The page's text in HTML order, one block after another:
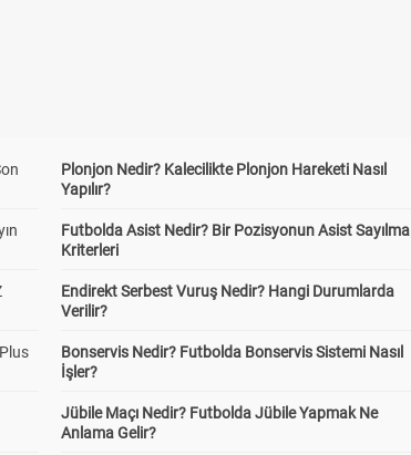
Plonjon Nedir? Kalecilikte Plonjon Hareketi Nasıl
Yapılır?
Futbolda Asist Nedir? Bir Pozisyonun Asist Sayılma
Kriterleri
Endirekt Serbest Vuruş Nedir? Hangi Durumlarda
Verilir?
Bonservis Nedir? Futbolda Bonservis Sistemi Nasıl
İşler?
Jübile Maçı Nedir? Futbolda Jübile Yapmak Ne
Anlama Gelir?